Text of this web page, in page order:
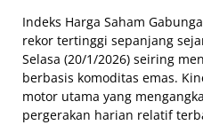
Indeks Harga Saham
rekor tertinggi sepanjang
Selasa (20/1/2026) seiring
berbasis komoditas emas.
motor utama yang
pergerakan harian relatif